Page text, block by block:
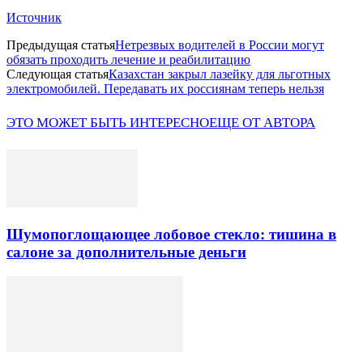
Источник
Предыдущая статьяНетрезвых водителей в России могут
обязать проходить лечение и реабилитацию
Следующая статьяКазахстан закрыл лазейку для льготных
электромобилей. Передавать их россиянам теперь нельзя
ЭТО МОЖЕТ БЫТЬ ИНТЕРЕСНОЕЩЕ ОТ АВТОРА
Шумопоглощающее лобовое стекло: тишина в
салоне за дополнительные деньги